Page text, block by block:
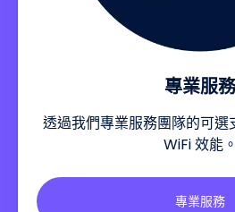
專業服務
透過我們專業服務團隊的可
WiFi 效能。
專業服務